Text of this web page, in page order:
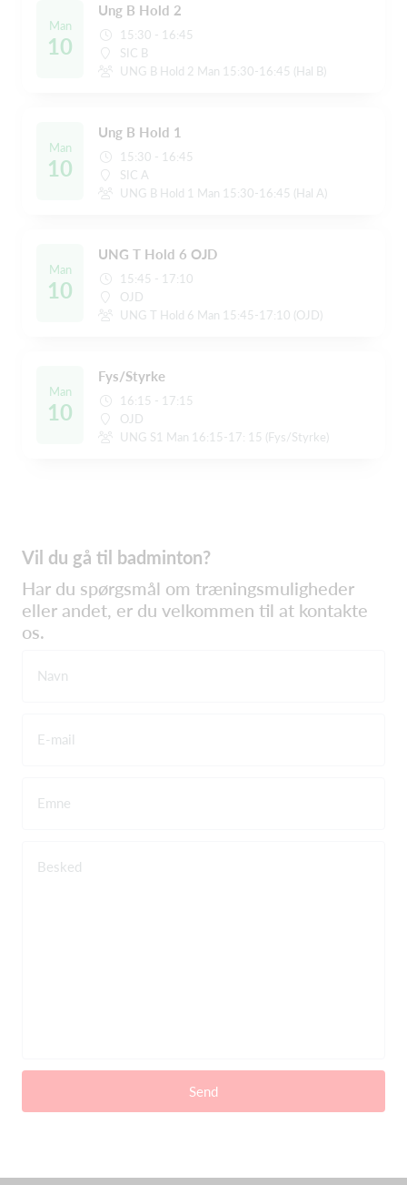
Man
10
Ung B Hold 2
15:30 - 16:45
SIC B
UNG B Hold 2 Man 15:30-16:45 (Hal B)
Man
10
Ung B Hold 1
15:30 - 16:45
SIC A
UNG B Hold 1 Man 15:30-16:45 (Hal A)
Man
10
UNG T Hold 6 OJD
15:45 - 17:10
OJD
UNG T Hold 6 Man 15:45-17:10 (OJD)
Man
10
Fys/Styrke
16:15 - 17:15
OJD
UNG S1 Man 16:15-17: 15 (Fys/Styrke)
Vil du gå til badminton?
Har du spørgsmål om træningsmuligheder
eller andet, er du velkommen til at kontakte
os.
Navn
E-mail
Emne
Besked
Send